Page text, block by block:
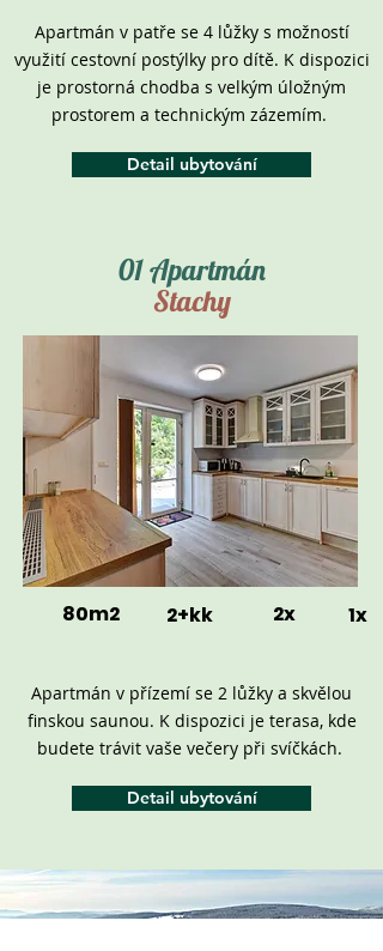
Apartmán v patře se 4 lůžky s možností
využití cestovní postýlky pro dítě. K dispozici
je prostorná chodba s velkým úložným
prostorem a technickým zázemím.
Detail ubytování
01 Apartmán
Stachy
80m2 2+kk 2x 1x
Apartmán v přízemí se 2 lůžky a skvělou
finskou saunou. K dispozici je terasa, kde
budete trávit vaše večery při svíčkách.
Detail ubytování